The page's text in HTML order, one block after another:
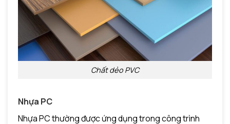
Chất dẻo PVC
Nhựa PC
Nhựa PC thường được ứng dụng trong công trình